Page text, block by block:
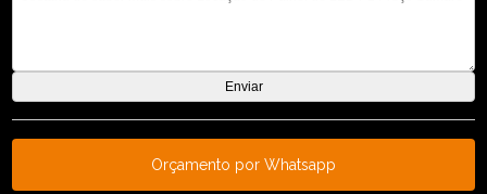
Orçamento por Whatsapp